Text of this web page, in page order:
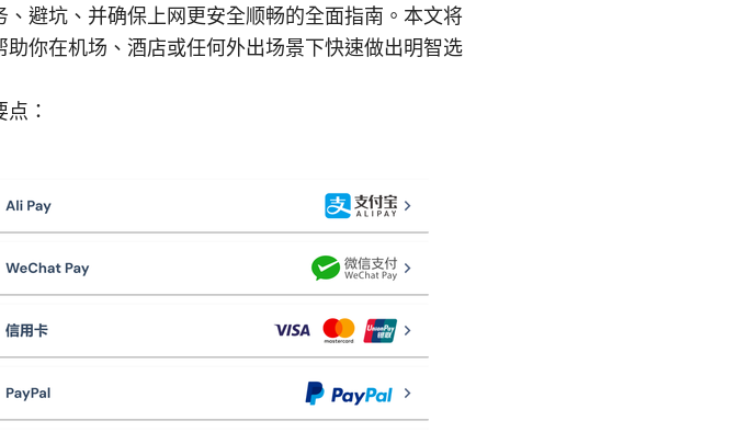
避坑、并确保上网更安全顺畅的全面指南。本文将
你在机场、酒店或任何外出场景下快速做出明智选
：